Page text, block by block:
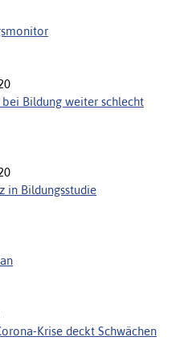
Bildung weiter schlecht
in Bildungsstudie
Krise deckt Schwächen